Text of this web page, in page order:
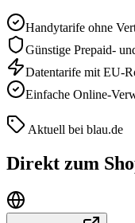
Handytarife ohne
Günstige Prepaid-
Datentarife mit EU-
Einfache Online-
Aktuell bei blau.de
Direkt zum